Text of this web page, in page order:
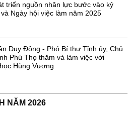
triển nguồn nhân lực bước vào kỷ
Ngày hội việc làm năm 2025
Duy Đông - Phó Bí thư Tỉnh ủy, Chủ
Phú Thọ thăm và làm việc với
Hùng Vương
NĂM 2026